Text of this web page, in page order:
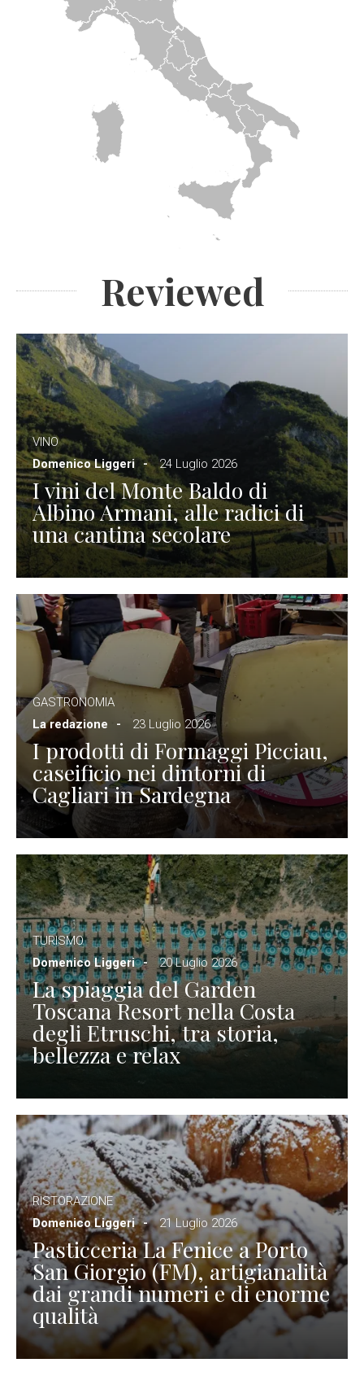
Reviewed
VINO
Domenico Liggeri
24 Luglio 2026
I vini del Monte Baldo di
Albino Armani, alle radici di
una cantina secolare
GASTRONOMIA
La redazione
23 Luglio 2026
I prodotti di Formaggi Picciau,
caseificio nei dintorni di
Cagliari in Sardegna
TURISMO
Domenico Liggeri
20 Luglio 2026
La spiaggia del Garden
Toscana Resort nella Costa
degli Etruschi, tra storia,
bellezza e relax
RISTORAZIONE
Domenico Liggeri
21 Luglio 2026
Pasticceria La Fenice a Porto
San Giorgio (FM), artigianalità
dai grandi numeri e di enorme
qualità